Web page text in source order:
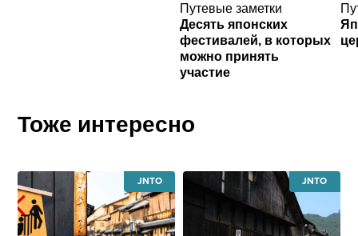
Путевые заметки
Десять японских
фестивалей, в которых
можно принять
участие
Тоже интересно
JAPAN
NATIONAL
TOURISM
ORGANIZATION
JAPAN
NATIONAL
TOURISM